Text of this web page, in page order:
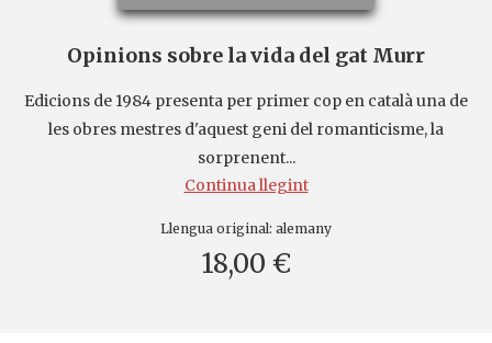
Opinions sobre la vida del gat Murr
Edicions de 1984 presenta per primer cop en català una de
les obres mestres d'aquest geni del romanticisme, la
sorprenent...
Continua llegint
Llengua original: alemany
18,00 €